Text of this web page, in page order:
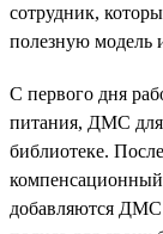
сотрудник,
полезную модель
С первого дня
питания, ДМС для
библиотеке.
компенсационный
добавляются ДМС